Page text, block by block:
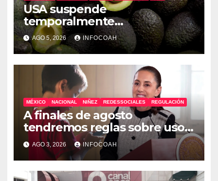
USA suspende
temporalmente
exportaciones de aguacate
michoacano
AGO 5, 2026 INFOCOAH
MÉXICO NACIONAL NIÑEZ REDESSOCIALES REGULACIÓN
A finales de agosto
tendremos reglas sobre uso
de celulares y redes sociales
en escuelas
AGO 3, 2026 INFOCOAH